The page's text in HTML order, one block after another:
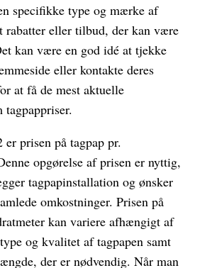
specifikke type og mærke af
rabatter eller tilbud, der kan være
kan være en god idé at tjekke
eller kontakte deres
at få de mest aktuelle
er prisen på tagpap pr.
opgørelse af prisen er nyttig,
tagpapinstallation og ønsker
omkostninger. Prisen på
kan variere afhængigt af
og kvalitet af tagpapen samt
der er nødvendig. Når man